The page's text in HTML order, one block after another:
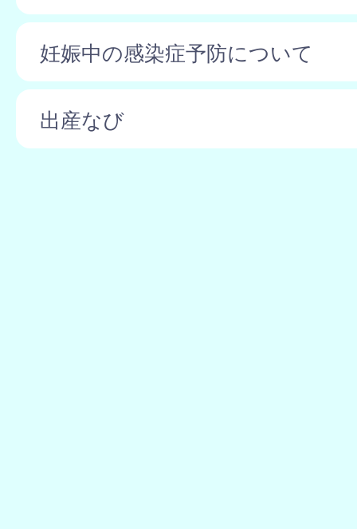
妊娠中の感染症予防について
出産なび